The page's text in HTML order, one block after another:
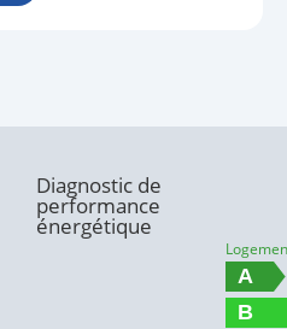
Diagnostic de
performance
énergétique
A
B